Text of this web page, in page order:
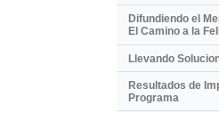
Difundiendo el
El Camino a la
Llevando
Resultados de
Programa